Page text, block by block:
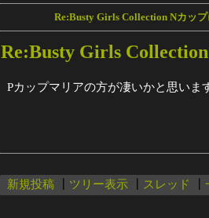
Re:Busty Girls Collection Nカッ
Re:Busty Girls
Pカップマリアの方が凄いかと思いま
新規投稿 ツリー表示 スレッド